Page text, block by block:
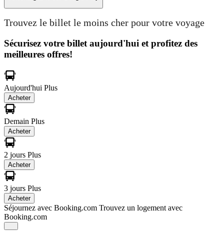
Trouvez le billet le moins cher pour votre voyage
Sécurisez votre billet aujourd'hui et profitez des
meilleures offres!
Aujourd'hui Plus
Acheter
Demain Plus
Acheter
2 jours Plus
Acheter
3 jours Plus
Acheter
Séjournez avec Booking.com Trouvez un logement avec
Booking.com